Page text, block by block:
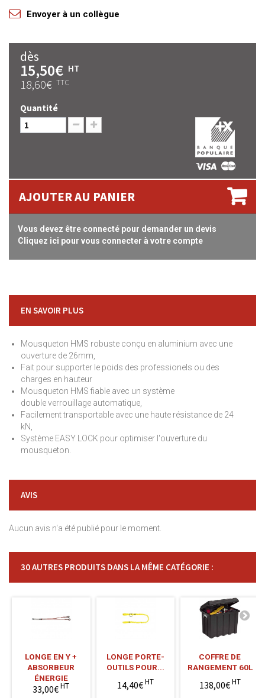
Envoyer à un collègue
dès
15,50€ HT
18,60€ TTC
Quantité
AJOUTER AU PANIER
Vous devez être connecté pour demander un devis
Cliquez ici pour vous connecter à votre compte
EN SAVOIR PLUS
Mousqueton HMS robuste conçu en aluminium avec une
ouverture de 26mm,
Fait pour supporter le poids des professionels ou des
charges en hauteur
Mousqueton HMS fiable avec un système
double verrouillage automatique,
Facilement transportable avec une haute résistance de 24
kN,
Système EASY LOCK pour optimiser l'ouverture du
mousqueton.
AVIS
Aucun avis n'a été publié pour le moment.
30 AUTRES PRODUITS DANS LA MÊME CATÉGORIE :
LONGE EN Y +
ABSORBEUR
ÉNERGIE
33,00€HT
LONGE PORTE-
OUTILS POUR...
14,40€HT
COFFRE DE
RANGEMENT 60L
138,00€HT